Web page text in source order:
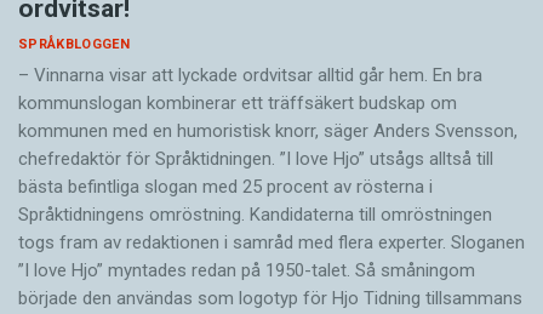
ordvitsar!
SPRÅKBLOGGEN
– Vinnarna visar att lyckade ordvitsar alltid går hem. En bra
kommunslogan kombinerar ett träffsäkert budskap om
kommunen med en humoristisk knorr, säger Anders Svensson,
chefredaktör för Språktidningen. ”I love Hjo” utsågs alltså till
bästa befintliga slogan med 25 procent av rösterna i
Språktidningens omröstning. Kandidaterna till omröstningen
togs fram av redaktionen i samråd med flera experter. Sloganen
”I love Hjo” myntades redan på 1950-talet. Så småningom
började den användas som logotyp för Hjo Tidning tillsammans